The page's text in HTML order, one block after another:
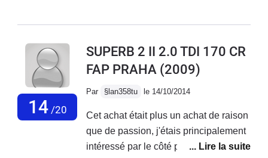
dures et sieges fermes...Le freinage manque de
placé trop bas Sav en concession très problématique
lors des revisions (non respect de la pressions des
pneus, niveau d'huile trop haut etc...
la voiture , la vue, GOOD !!Alors la finition ELEGANCE,
14/20
SUPERB 2 II 2.0 TDI 170 CR
FAP PRAHA (2009)
Par §lan358tu le 14/10/2014
Cet achat était plus un achat de raison
que de passion, j'étais principalement
intéressé par le côté pratique de l'auto